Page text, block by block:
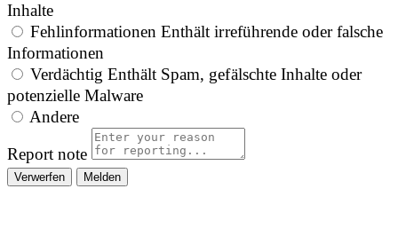
Inhalte
Fehlinformationen Enthält irreführende oder falsche
Informationen
Verdächtig Enthält Spam, gefälschte Inhalte oder
potenzielle Malware
Andere
Report note
Melden